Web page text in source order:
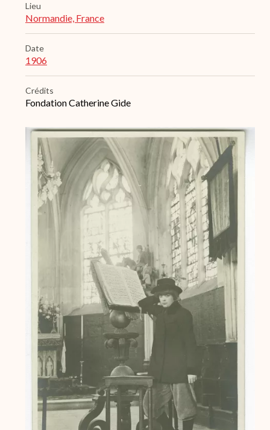
Lieu
Normandie, France
Date
1906
Crédits
Fondation Catherine Gide
Archive